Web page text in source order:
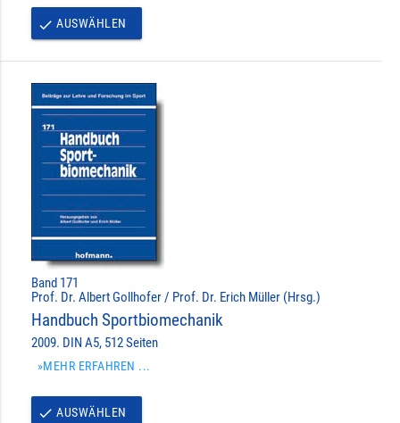
done AUSWÄHLEN
Band 171
Prof. Dr. Albert Gollhofer / Prof. Dr. Erich Müller (Hrsg.)
Handbuch Sportbiomechanik
2009. DIN A5, 512 Seiten
»MEHR ERFAHREN ...
done AUSWÄHLEN